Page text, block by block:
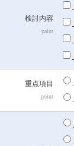
検討内容
paint
重点項目
point